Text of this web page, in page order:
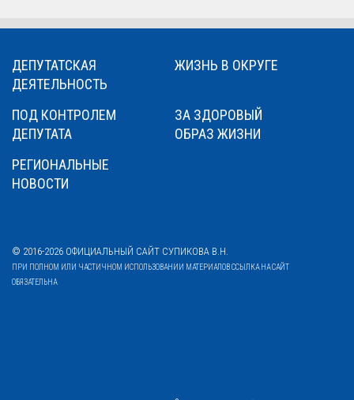
ДЕПУТАТСКАЯ
ДЕЯТЕЛЬНОСТЬ
ЖИЗНЬ В ОКРУГЕ
ПОД КОНТРОЛЕМ
ДЕПУТАТА
ЗА ЗДОРОВЫЙ
ОБРАЗ ЖИЗНИ
РЕГИОНАЛЬНЫЕ
НОВОСТИ
© 2016-2026 ОФИЦИАЛЬНЫЙ САЙТ СУПИКОВА В.Н.
ПРИ ПОЛНОМ ИЛИ ЧАСТИЧНОМ ИСПОЛЬЗОВАНИИ МАТЕРИАЛОВ ССЫЛКА НА САЙТ
ОБЯЗАТЕЛЬНА